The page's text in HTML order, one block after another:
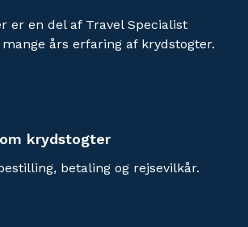
er en del af Travel Specialist
mange års erfaring af krydstogter.
krydstogter
betaling og rejsevilkår.